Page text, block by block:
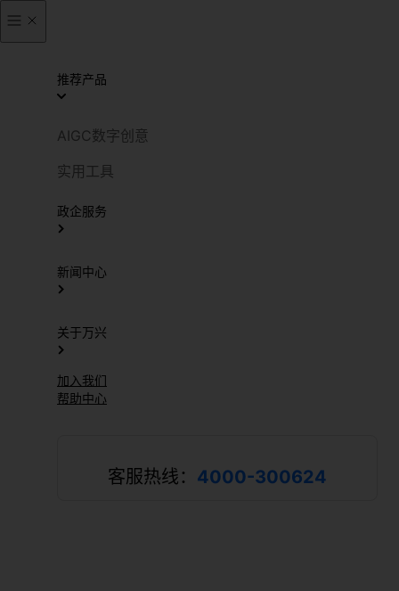
推荐产品
AIGC数字创意
实用工具
政企服务
新闻中心
关于万兴
加入我们
帮助中心
客服热线： 4000-300624